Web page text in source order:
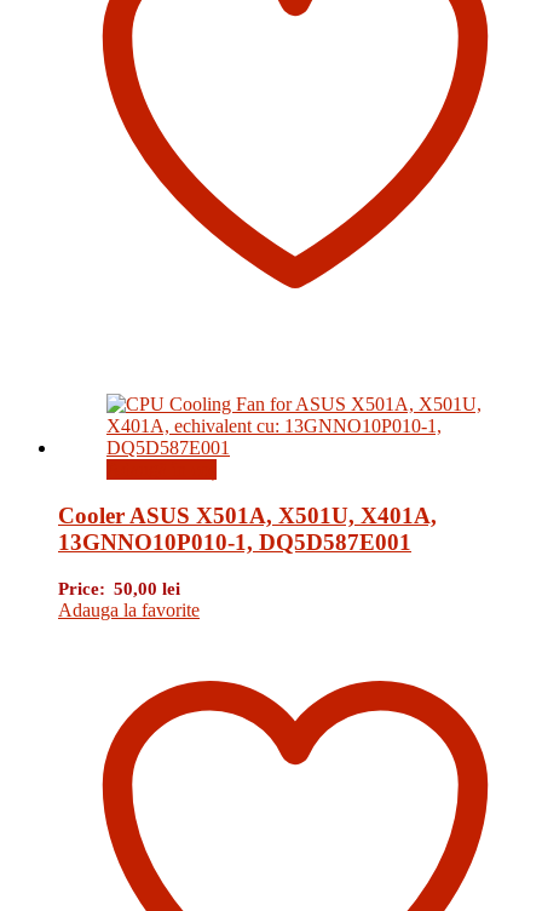
Cooler ASUS X501A, X501U, X401A,
13GNNO10P010-1, DQ5D587E001
Price: 50,00 lei
Adauga la favorite